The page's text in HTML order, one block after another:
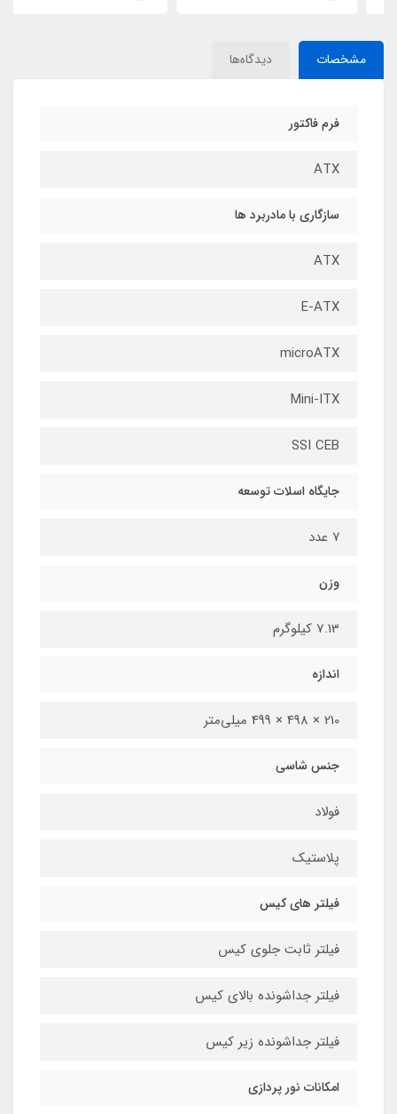
مشخصات دیدگاه‌ها
فرم فاکتور
ATX
سازگاری با مادربرد ها
ATX
E-ATX
microATX
Mini-ITX
SSI CEB
جایگاه اسلات توسعه
۷ عدد
وزن
7.13 کیلوگرم
اندازه
210 × 498 × 499 میلی‌متر
جنس شاسی
فولاد
پلاستیک
فیلتر های کیس
فیلتر ثابت جلوی کیس
فیلتر جداشونده بالای کیس
فیلتر جداشونده زیر کیس
امکانات نور پردازی